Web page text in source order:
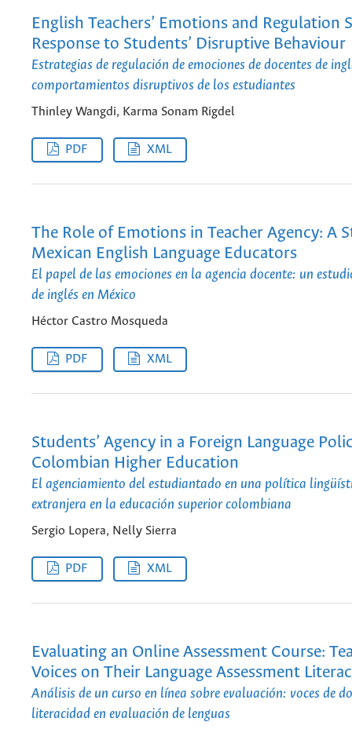
English Teachers’ Emotions and Regulation
Response to Students’ Disruptive Behaviour
Estrategias de regulación de emociones de docentes de
comportamientos disruptivos de los estudiantes
Thinley Wangdi, Karma Sonam Rigdel
PDF XML
The Role of Emotions in Teacher Agency: A
Mexican English Language Educators
El papel de las emociones en la agencia docente: un
de inglés en México
Héctor Castro Mosqueda
PDF XML
Students’ Agency in a Foreign Language
Colombian Higher Education
El agenciamiento del estudiantado en una política
extranjera en la educación superior colombiana
Sergio Lopera, Nelly Sierra
PDF XML
Evaluating an Online Assessment Course:
Voices on Their Language Assessment
Análisis de un curso en línea sobre evaluación: voces de
literacidad en evaluación de lenguas